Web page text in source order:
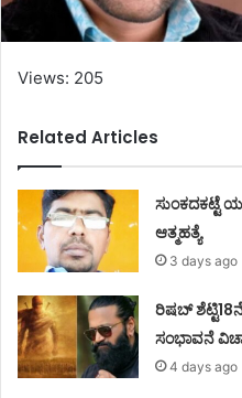
Views: 205
Related Articles
ಸುಂಕದಕಟ್ಟೆ
ಆತ್ಮಹತ್ಯೆ
3 days ago
ರಿಷಬ್
ಸಂಭಾವನೆ
4 days ago